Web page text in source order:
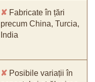
✘ Fabricate în țări
precum China, Turcia,
India
✘ Posibile variații în